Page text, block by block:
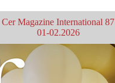
Cer Magazine International 87
01-02.2026